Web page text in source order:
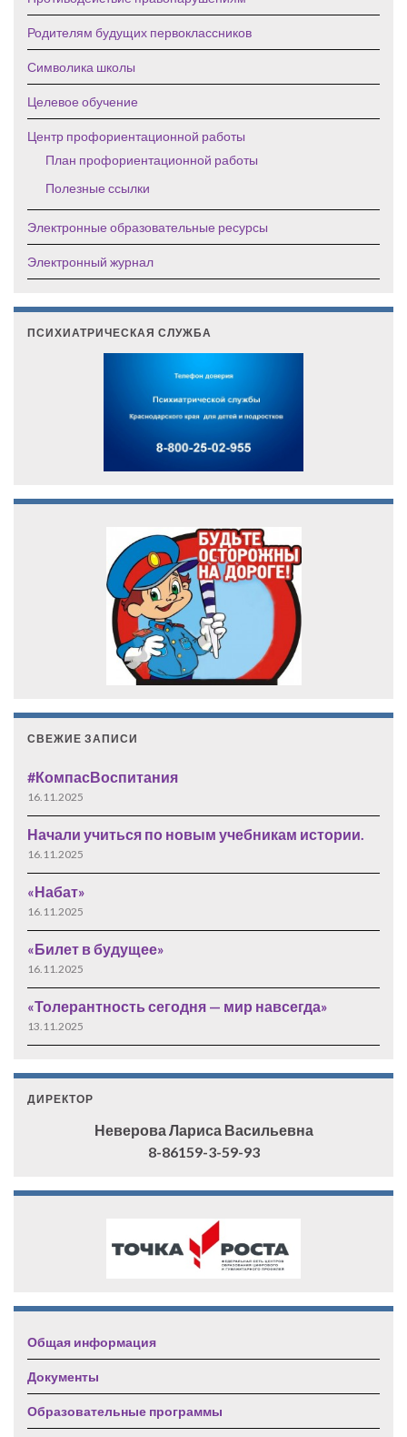
Родителям будущих первоклассников
Символика школы
Целевое обучение
Центр профориентационной работы
План профориентационной работы
Полезные ссылки
Электронные образовательные ресурсы
Электронный журнал
ПСИХИАТРИЧЕСКАЯ СЛУЖБА
СВЕЖИЕ ЗАПИСИ
#КомпасВоспитания
16.11.2025
Начали учиться по новым учебникам истории.
16.11.2025
«Набат»
16.11.2025
«Билет в будущее»
16.11.2025
«Толерантность сегодня — мир навсегда»
13.11.2025
ДИРЕКТОР
Неверова Лариса Васильевна
8-86159-3-59-93
Общая информация
Документы
Образовательные программы